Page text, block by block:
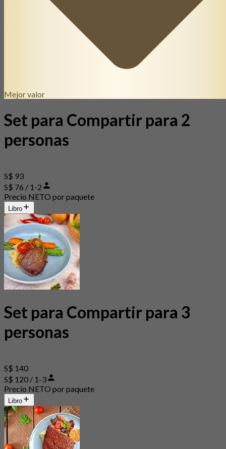
Mejor valor
Set para Compartir para 2
personas
S$ 93
S$ 76 / 1-2
Precio NETO por paquete
Libro
Set para Compartir para 3
personas
S$ 140
S$ 120 / 1-3
Precio NETO por paquete
Libro